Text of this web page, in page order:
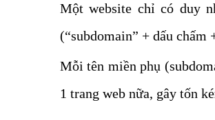
Một website chỉ có duy
(“subdomain” + dấu chấm
Mỗi tên miền phụ
1 trang web nữa, gây tốn